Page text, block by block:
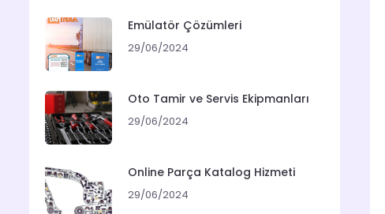
Emülatör Çözümleri
29/06/2024
Oto Tamir ve Servis Ekipmanları
29/06/2024
Online Parça Katalog Hizmeti
29/06/2024